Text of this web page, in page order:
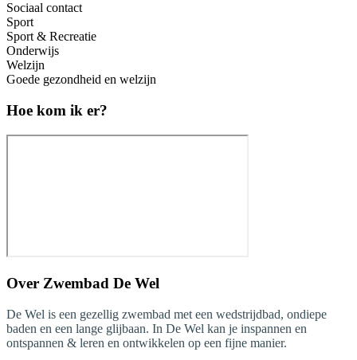
Sociaal contact
Sport
Sport & Recreatie
Onderwijs
Welzijn
Goede gezondheid en welzijn
Hoe kom ik er?
Over Zwembad De Wel
De Wel is een gezellig zwembad met een wedstrijdbad, ondiepe
baden en een lange glijbaan. In De Wel kan je inspannen en
ontspannen & leren en ontwikkelen op een fijne manier.